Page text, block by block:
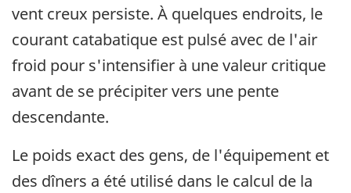
vent creux persiste. À quelques endroits, le
courant catabatique est pulsé avec de l'air
froid pour s'intensifier à une valeur critique
avant de se précipiter vers une pente
descendante.
Le poids exact des gens, de l'équipement et
des dîners a été utilisé dans le calcul de la